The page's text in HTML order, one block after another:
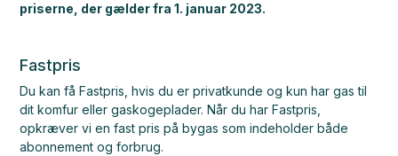
priserne, der gælder fra 1. januar 2023.
Fastpris
Du kan få Fastpris, hvis du er privatkunde og kun har gas til
dit komfur eller gaskogeplader. Når du har Fastpris,
opkræver vi en fast pris på bygas som indeholder både
abonnement og forbrug.